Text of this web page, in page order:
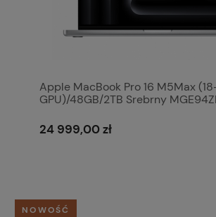
Apple MacBook Pro 16 M5Max
GPU)/48GB/2TB Srebrny
24 999,00 zł
NOWOŚĆ